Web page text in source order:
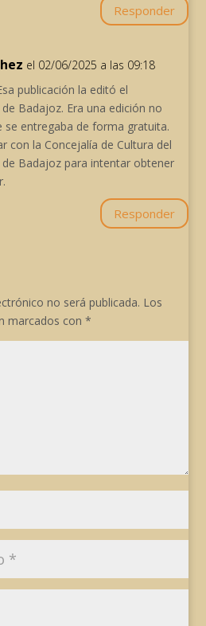
Responder
el 02/06/2025 a las 09:18
publicación la editó el
Badajoz. Era una edición no
se entregaba de forma gratuita.
con la Concejalía de Cultura del
Badajoz para intentar obtener
Responder
no será publicada. Los
marcados con*